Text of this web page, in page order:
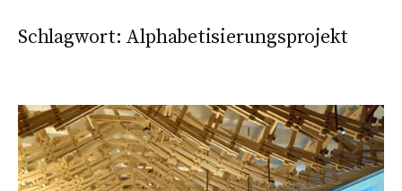
Schlagwort: Alphabetisierungsprojekt